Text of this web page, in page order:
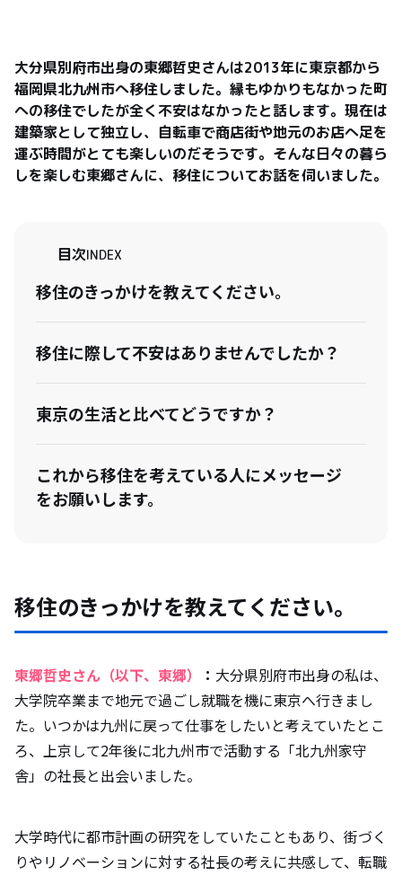
大分県別府市出身の東郷哲史さんは2013年に東京都から
福岡県北九州市へ移住しました。縁もゆかりもなかった町
への移住でしたが全く不安はなかったと話します。現在は
建築家として独立し、自転車で商店街や地元のお店へ足を
運ぶ時間がとても楽しいのだそうです。そんな日々の暮ら
しを楽しむ東郷さんに、移住についてお話を伺いました。
目次INDEX
移住のきっかけを教えてください。
移住に際して不安はありませんでしたか？
東京の生活と比べてどうですか？
これから移住を考えている人にメッセージ
をお願いします。
移住のきっかけを教えてください。
東郷哲史さん（以下、東郷） ： 大分県別府市出身の私は、
大学院卒業まで地元で過ごし就職を機に東京へ行きまし
た。いつかは九州に戻って仕事をしたいと考えていたとこ
ろ、上京して2年後に北九州市で活動する「北九州家守
舎」の社長と出会いました。
大学時代に都市計画の研究をしていたこともあり、街づく
りやリノベーションに対する社長の考えに共感して、転職